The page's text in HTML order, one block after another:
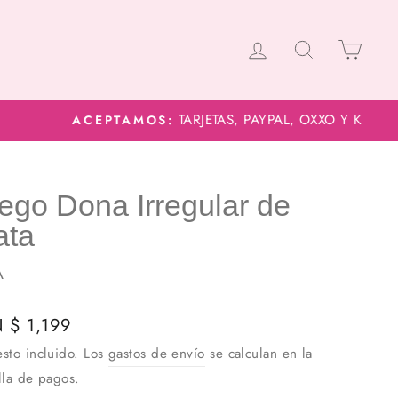
Ingresar Buscar
Dona Irregular de
$ 1,199
incluido. Los gastos de envío se calculan en la
de pagos.